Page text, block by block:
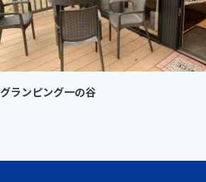
グランピング一の谷